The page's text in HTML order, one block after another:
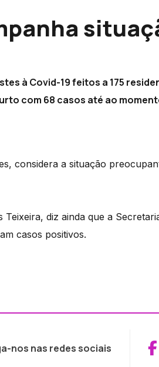
à Covid-19 feitos a 175
com 68 casos até ao
considera a situação
diz ainda que a
casos positivos.
nos nas redes sociais